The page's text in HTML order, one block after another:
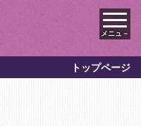
メニュ－
トップページ